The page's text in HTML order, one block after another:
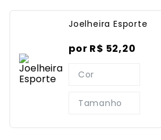
Joelheira Esporte
por R$ 52,20
Cor
Tamanho